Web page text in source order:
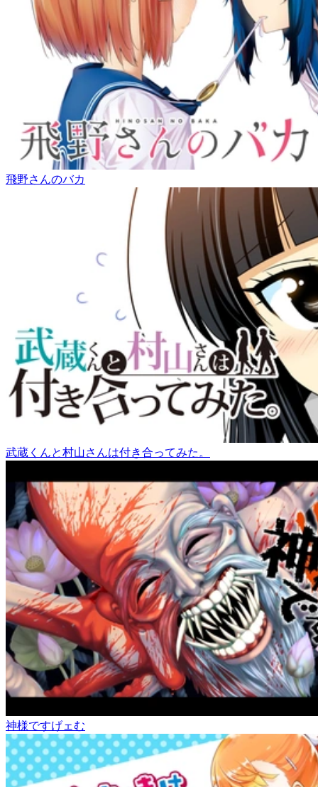
飛野さんのバカ
武蔵くんと村山さんは付き合ってみた。
神様ですげェむ